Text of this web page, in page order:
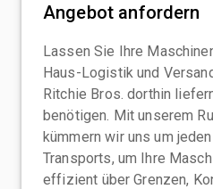
Angebot anfordern
Lassen Sie Ihre
Haus-Logistik und
Ritchie Bros. dorthin
benötigen. Mit unserem
kümmern wir uns um
Transports, um Ihre
effizient über Grenzen,